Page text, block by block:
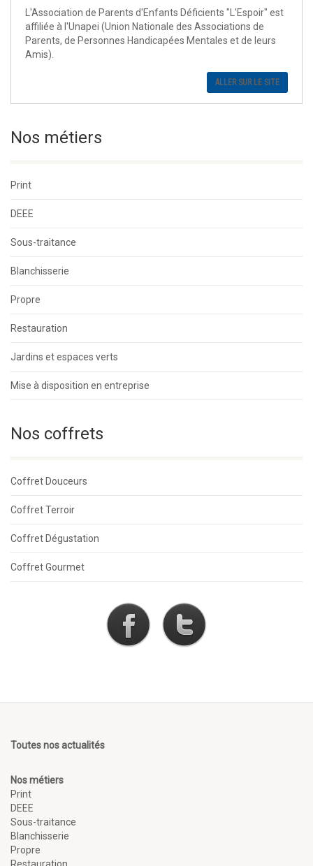
L'Association de Parents d'Enfants Déficients "L'Espoir" est
affiliée à l'Unapei (Union Nationale des Associations de
Parents, de Personnes Handicapées Mentales et de leurs
Amis).
ALLER SUR LE SITE
Nos métiers
Print
DEEE
Sous-traitance
Blanchisserie
Propre
Restauration
Jardins et espaces verts
Mise à disposition en entreprise
Nos coffrets
Coffret Douceurs
Coffret Terroir
Coffret Dégustation
Coffret Gourmet
Toutes nos actualités
Nos métiers
Print
DEEE
Sous-traitance
Blanchisserie
Propre